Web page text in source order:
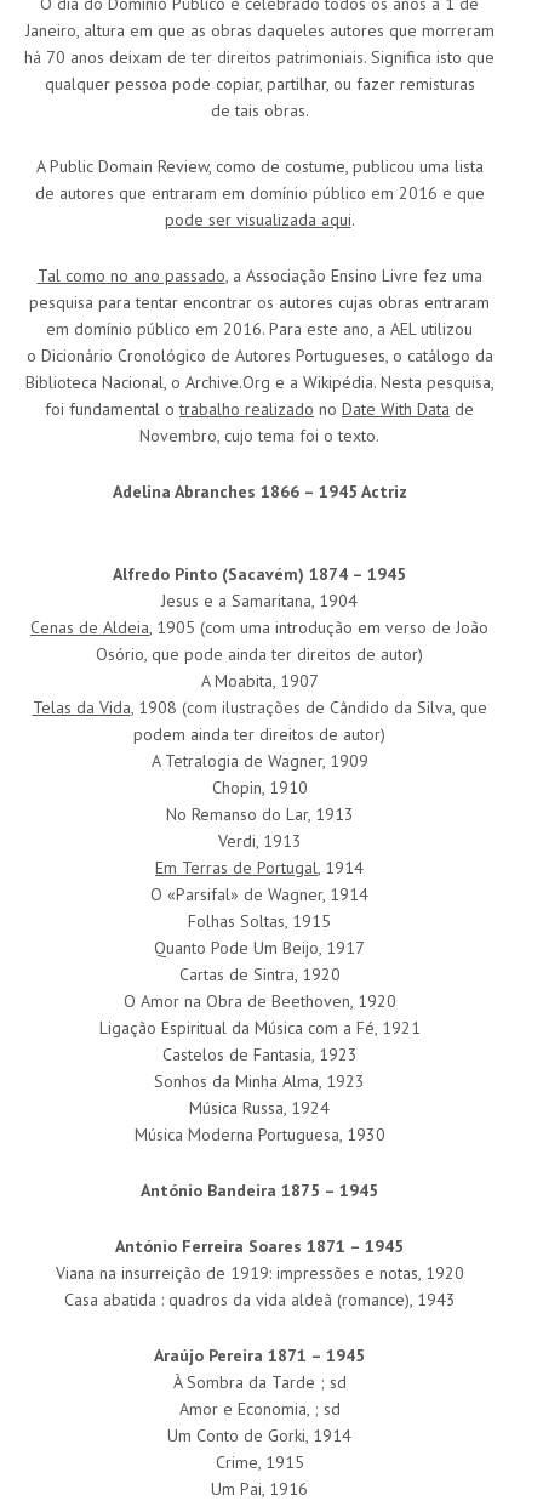
Janeiro, altura em que as obras daqueles autores que morreram
há 70 anos deixam de ter direitos patrimoniais. Significa isto que
qualquer pessoa pode copiar, partilhar, ou fazer remisturas
de tais obras.
A Public Domain Review, como de costume, publicou uma lista
de autores que entraram em domínio público em 2016 e que
pode ser visualizada aqui.
Tal como no ano passado , a Associação Ensino Livre fez uma
pesquisa para tentar encontrar os autores cujas obras entraram
em domínio público em 2016. Para este ano, a AEL utilizou
o Dicionário Cronológico de Autores Portugueses, o catálogo da
Biblioteca Nacional, o Archive.Org e a Wikipédia. Nesta pesquisa,
foi fundamental otrabalho realizado no Date With Data de
Novembro, cujo tema foi o texto.
Adelina Abranches 1866 – 1945 Actriz
Alfredo Pinto (Sacavém) 1874 – 1945
Jesus e a Samaritana, 1904
Cenas de Aldeia , 1905 (com uma introdução em verso de João
Osório, que pode ainda ter direitos de autor)
A Moabita, 1907
Telas da Vida , 1908 (com ilustrações de Cândido da Silva, que
podem ainda ter direitos de autor)
A Tetralogia de Wagner, 1909
Chopin, 1910
No Remanso do Lar, 1913
Verdi, 1913
Em Terras de Portugal , 1914
O «Parsifal» de Wagner, 1914
Folhas Soltas, 1915
Quanto Pode Um Beijo, 1917
Cartas de Sintra, 1920
O Amor na Obra de Beethoven, 1920
Ligação Espiritual da Música com a Fé, 1921
Castelos de Fantasia, 1923
Sonhos da Minha Alma, 1923
Música Russa, 1924
Música Moderna Portuguesa, 1930
António Bandeira 1875 – 1945
António Ferreira Soares 1871 – 1945
Viana na insurreição de 1919: impressões e notas, 1920
Casa abatida : quadros da vida aldeã (romance), 1943
Araújo Pereira 1871 – 1945
À Sombra da Tarde ; sd
Amor e Economia, ; sd
Um Conto de Gorki, 1914
Crime, 1915
Um Pai, 1916